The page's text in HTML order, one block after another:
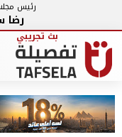
رئيس
رضا